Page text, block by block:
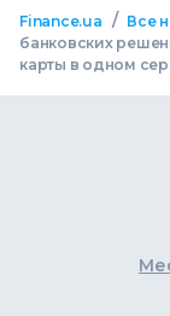
Finance.ua / Все
банковских
карты в одном